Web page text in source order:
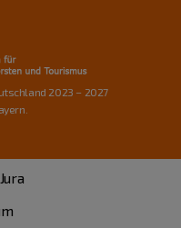
2023 – 2027